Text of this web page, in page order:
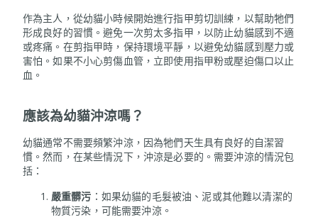
作為主人，從幼貓小時候開始進行指甲剪切訓練，以幫助牠們
形成良好的習慣。避免一次剪太多指甲，以防止幼貓感到不適
或疼痛。在剪指甲時，保持環境平靜，以避免幼貓感到壓力或
害怕。如果不小心剪傷血管，立即使用指甲粉或壓迫傷口以止
血。
應該為幼貓沖涼嗎？
幼貓通常不需要頻繁沖涼，因為牠們天生具有良好的自潔習
慣。然而，在某些情況下，沖涼是必要的。需要沖涼的情況包
括：
嚴重髒污 ：如果幼貓的毛髮被油、泥或其他難以清潔的
物質污染，可能需要沖涼。